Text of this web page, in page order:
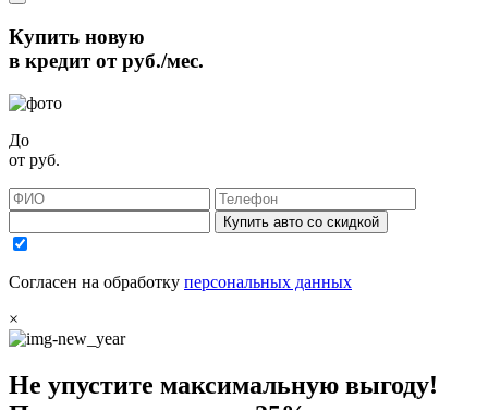
Купить новую
в кредит отруб./мес.
До
от руб.
Купить авто со скидкой
Согласен на обработку персональных данных
×
Не упустите максимальную выгоду!